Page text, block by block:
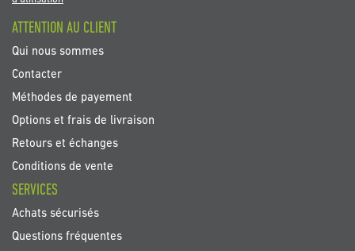
ATTENTION AU CLIENT
Qui nous sommes
Contacter
Méthodes de payement
Options et frais de livraison
Retours et échanges
Conditions de vente
SERVICES
Achats sécurisés
Questions fréquentes